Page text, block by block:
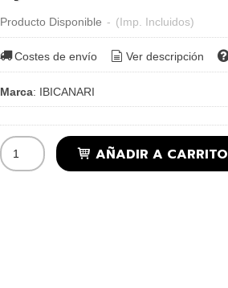
Producto Disponible - (Imp. Incluidos)
Costes de envío Ver descripción
Marca: IBICANARI
AÑADIR A CARRITO